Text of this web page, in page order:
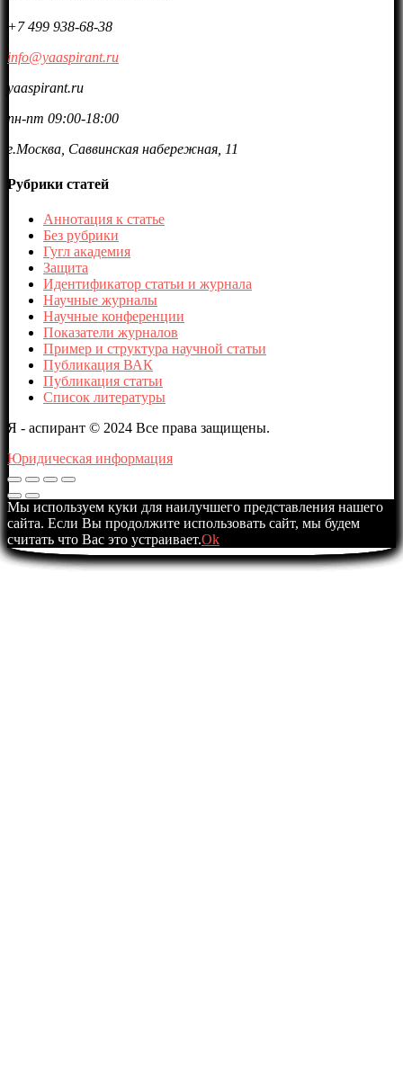
+7 499 938-68-38
info@yaaspirant.ru
yaaspirant.ru
пн-пт 09:00-18:00
г.Москва, Саввинская набережная, 11
Рубрики статей
Аннотация к статье
Без рубрики
Гугл академия
Защита
Идентификатор статьи и журнала
Научные журналы
Научные конференции
Показатели журналов
Пример и структура научной статьи
Публикация ВАК
Публикация статьи
Список литературы
Я - аспирант © 2024 Все права защищены.
Юридическая информация
Мы используем куки для наилучшего представления нашего
сайта. Если Вы продолжите использовать сайт, мы будем
считать что Вас это устраивает.Ok